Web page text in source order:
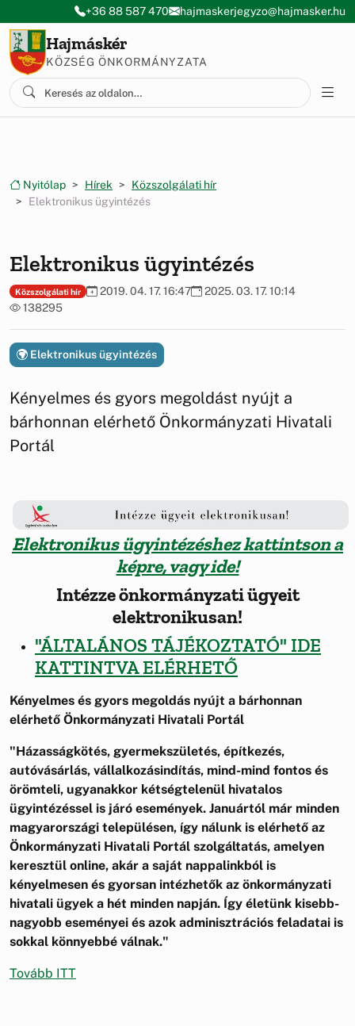
Ugrás a menüre
Ugrás a tartalomra
+36 88 587 470 hajmaskerjegyzo@hajmasker.hu
Hajmáskér
KÖZSÉG ÖNKORMÁNYZATA
Nyitólap Hírek
Közszolgálati hír
Elektronikus ügyintézés
Elektronikus ügyintézés
Közszolgálati hír 2019. 04. 17. 16:47
2025. 03. 17. 10:14
138295
Elektronikus ügyintézés
Kényelmes és gyors megoldást nyújt a
bárhonnan elérhető Önkormányzati Hivatali
Portál
Elektronikus ügyintézéshez kattintson a
képre, vagy ide!
Intézze önkormányzati ügyeit
elektronikusan!
"ÁLTALÁNOS TÁJÉKOZTATÓ" IDE
KATTINTVA ELÉRHETŐ
Kényelmes és gyors megoldás nyújt a bárhonnan
elérhető Önkormányzati Hivatali Portál
"Házasságkötés, gyermekszületés, építkezés,
autóvásárlás, vállalkozásindítás, mind-mind fontos és
örömteli, ugyanakkor kétségtelenül hivatalos
ügyintézéssel is járó események. Januártól már minden
magyarországi településen, így nálunk is elérhető az
Önkormányzati Hivatali Portál szolgáltatás, amelyen
keresztül online, akár a saját nappalinkból is
kényelmesen és gyorsan intézhetők az önkormányzati
hivatali ügyek a hét minden napján. Így életünk kisebb-
nagyobb eseményei és azok adminisztrációs feladatai is
sokkal könnyebbé válnak."
Tovább ITT